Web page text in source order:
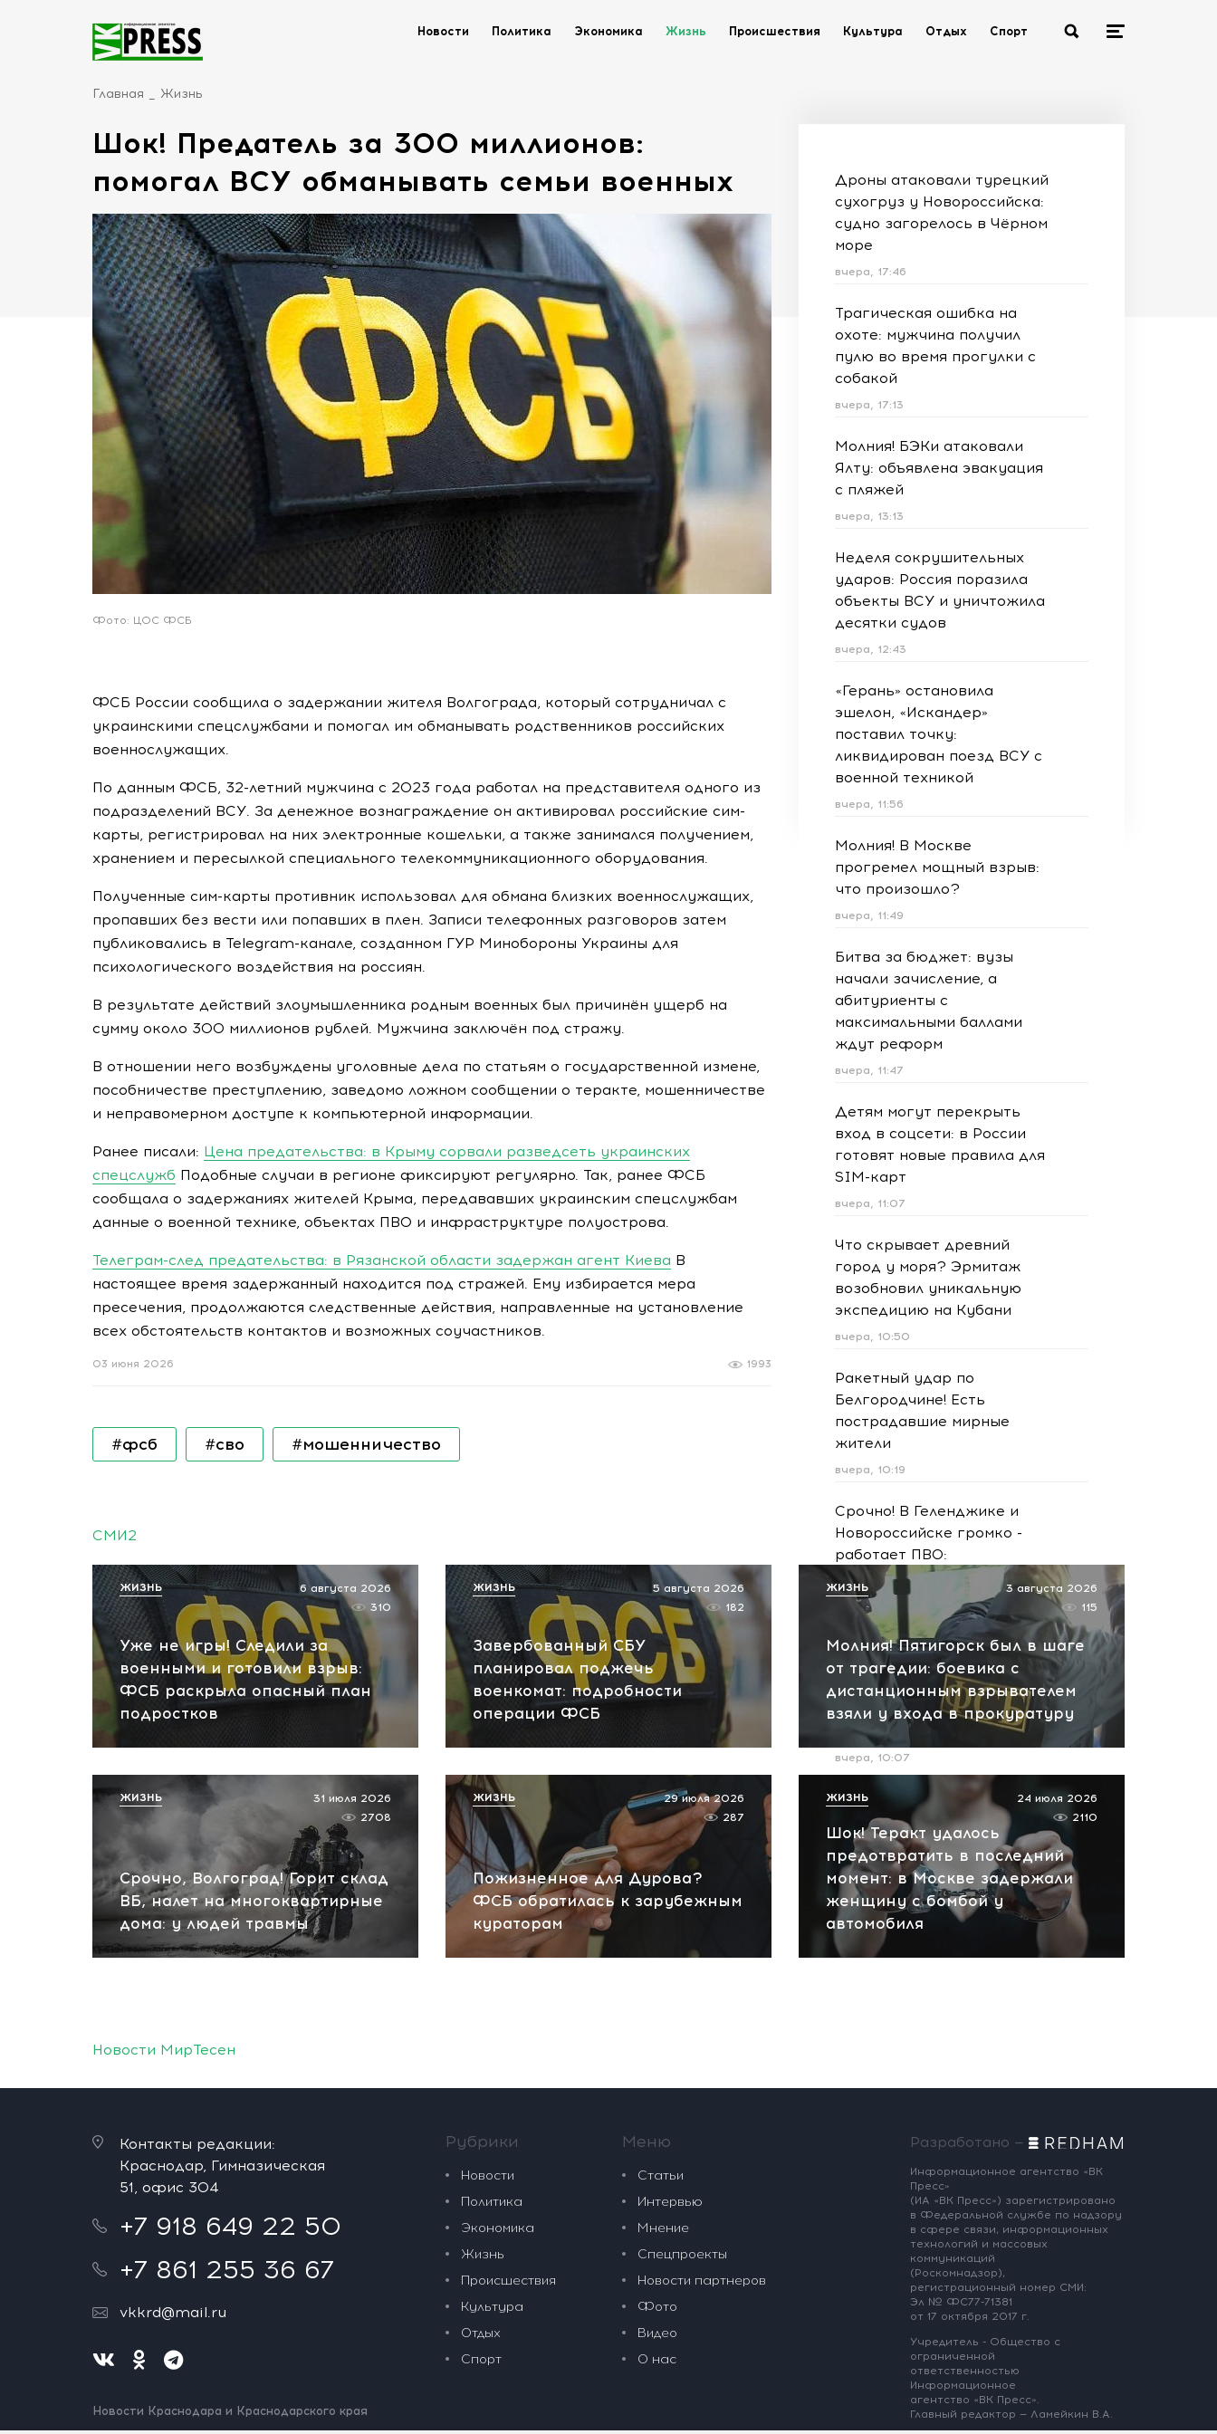
Новости Политика Экономика Жизнь Происшествия Культура Отдых Спорт
Главная Жизнь
Шок! Предатель за 300 миллионов:
помогал ВСУ обманывать семьи военных
Фото: ЦОС ФСБ
ФСБ России сообщила о задержании жителя Волгограда, который сотрудничал с
украинскими спецслужбами и помогал им обманывать родственников российских
военнослужащих.
По данным ФСБ, 32-летний мужчина с 2023 года работал на представителя одного из
подразделений ВСУ. За денежное вознаграждение он активировал российские сим-
карты, регистрировал на них электронные кошельки, а также занимался получением,
хранением и пересылкой специального телекоммуникационного оборудования.
Полученные сим-карты противник использовал для обмана близких военнослужащих,
пропавших без вести или попавших в плен. Записи телефонных разговоров затем
публиковались в Telegram-канале, созданном ГУР Минобороны Украины для
психологического воздействия на россиян.
В результате действий злоумышленника родным военных был причинён ущерб на
сумму около 300 миллионов рублей. Мужчина заключён под стражу.
В отношении него возбуждены уголовные дела по статьям о государственной измене,
пособничестве преступлению, заведомо ложном сообщении о теракте, мошенничестве
и неправомерном доступе к компьютерной информации.
Ранее писали: Цена предательства: в Крыму сорвали разведсеть украинских
спецслужб Подобные случаи в регионе фиксируют регулярно. Так, ранее ФСБ
сообщала о задержаниях жителей Крыма, передававших украинским спецслужбам
данные о военной технике, объектах ПВО и инфраструктуре полуострова.
Телеграм-след предательства: в Рязанской области задержан агент Киева В
настоящее время задержанный находится под стражей. Ему избирается мера
пресечения, продолжаются следственные действия, направленные на установление
всех обстоятельств контактов и возможных соучастников.
1993
03 июня 2026
#фсб #сво #мошенничество
Дроны атаковали турецкий
сухогруз у Новороссийска:
судно загорелось в Чёрном
море
вчера, 17:46
Трагическая ошибка на
охоте: мужчина получил
пулю во время прогулки с
собакой
вчера, 17:13
Молния! БЭКи атаковали
Ялту: объявлена эвакуация
с пляжей
вчера, 13:13
Неделя сокрушительных
ударов: Россия поразила
объекты ВСУ и уничтожила
десятки судов
вчера, 12:43
«Герань» остановила
эшелон, «Искандер»
поставил точку:
ликвидирован поезд ВСУ с
военной техникой
вчера, 11:56
Молния! В Москве
прогремел мощный взрыв:
что произошло?
вчера, 11:49
Битва за бюджет: вузы
начали зачисление, а
абитуриенты с
максимальными баллами
ждут реформ
вчера, 11:47
Детям могут перекрыть
вход в соцсети: в России
готовят новые правила для
SIM-карт
вчера, 11:07
Что скрывает древний
город у моря? Эрмитаж
возобновил уникальную
экспедицию на Кубани
вчера, 10:50
Ракетный удар по
Белгородчине! Есть
пострадавшие мирные
жители
вчера, 10:19
Срочно! В Геленджике и
Новороссийске громко -
работает ПВО:
рекомендуется уйти с
пляжей
вчера, 10:13
НАТО планирует и
руководит терактами в
России! Сенсационное
заявление хакеров
вчера, 10:07
СМИ2
Уже не игры! Следили за
военными и готовили взрыв:
ФСБ раскрыла опасный план
подростков
6 августа 2026
310
ЖИЗНЬ
Завербованный СБУ
планировал поджечь
военкомат: подробности
операции ФСБ
5 августа 2026
182
ЖИЗНЬ
Молния! Пятигорск был в шаге
от трагедии: боевика с
дистанционным взрывателем
взяли у входа в прокуратуру
3 августа 2026
115
ЖИЗНЬ
Срочно, Волгоград! Горит склад
ВБ, налет на многоквартирные
дома: у людей травмы
31 июля 2026
2708
ЖИЗНЬ
Пожизненное для Дурова?
ФСБ обратилась к зарубежным
кураторам
29 июля 2026
287
ЖИЗНЬ
Шок! Теракт удалось
предотвратить в последний
момент: в Москве задержали
женщину с бомбой у
автомобиля
24 июля 2026
2110
ЖИЗНЬ
Новости МирТесен
Контакты редакции:
Краснодар, Гимназическая
51, офис 304
+7 918 649 22 50
+7 861 255 36 67
vkkrd@mail.ru
Новости Краснодара и Краснодарского края
Рубрики
Новости
Политика
Экономика
Жизнь
Происшествия
Культура
Отдых
Спорт
Меню
Статьи
Интервью
Мнение
Спецпроекты
Новости партнеров
Фото
Видео
О нас
Разработано —
Информационное агентство «ВК
Пресс»
(ИА «ВК Пресс») зарегистрировано
в Федеральной службе по надзору
в сфере связи, информационных
технологий и массовых
коммуникаций
(Роскомнадзор),
регистрационный номер СМИ:
Эл № ФС77-71381
от 17 октября 2017 г.
Учредитель - Общество с
ограниченной
ответственностью
Информационное
агентство «ВК Пресс».
Главный редактор — Ламейкин В.А.